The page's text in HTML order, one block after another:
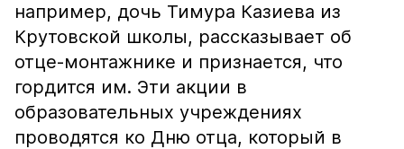
например, дочь Тимура Казиева из
Крутовской школы, рассказывает об
отце-монтажнике и признается, что
гордится им. Эти акции в
образовательных учреждениях
проводятся ко Дню отца, который в